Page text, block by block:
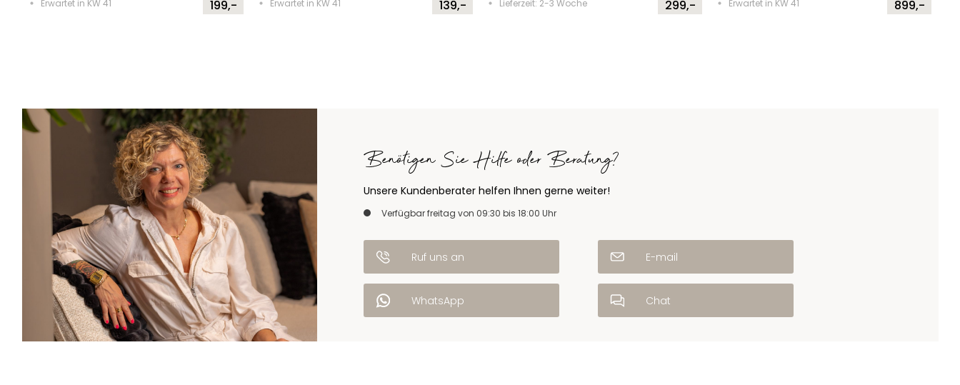
Erwartet in KW 41 199,- Erwartet in KW 41 139,- Lieferzeit: 2-3 Woche 299,- Erwartet in KW 41 899,-
Benötigen Sie Hilfe oder Beratung?
Unsere Kundenberater helfen Ihnen gerne weiter!
Verfügbar freitag von 09:30 bis 18:00 Uhr
Ruf uns an E-mail
WhatsApp Chat